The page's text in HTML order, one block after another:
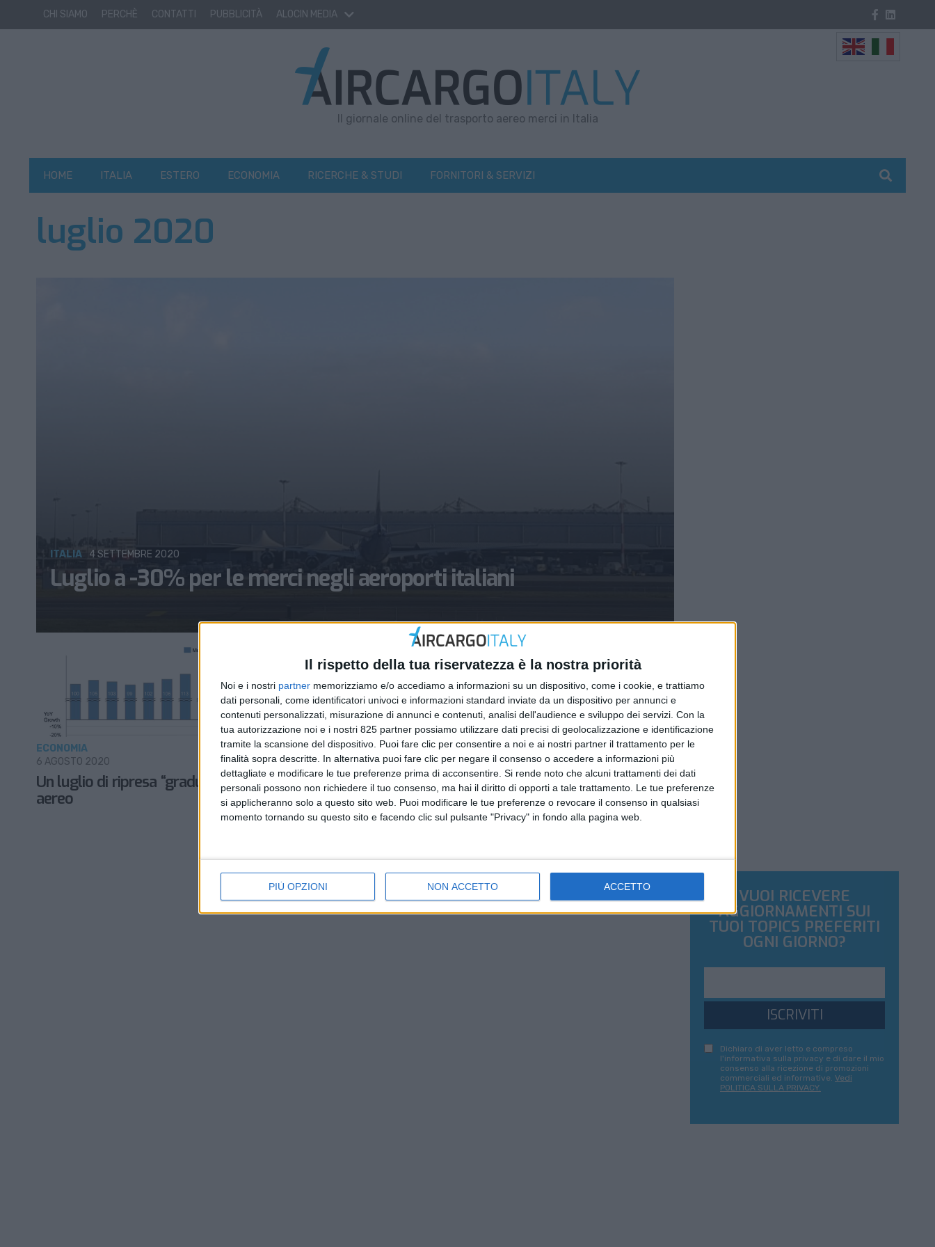
Il rispetto della tua riservatezza è la nostra priorità
Noi e i nostri partner memorizziamo e/o accediamo a informazioni su un dispositivo, come i cookie, e trattiamo
dati personali, come identificatori univoci e informazioni standard inviate da un dispositivo per annunci e
contenuti personalizzati, misurazione di annunci e contenuti, analisi dell'audience e sviluppo dei servizi. Con la
tua autorizzazione noi e i nostri 825 partner possiamo utilizzare dati precisi di geolocalizzazione e identificazione
tramite la scansione del dispositivo. Puoi fare clic per consentire a noi e ai nostri partner il trattamento per le
finalità sopra descritte. In alternativa puoi fare clic per negare il consenso o accedere a informazioni più
dettagliate e modificare le tue preferenze prima di acconsentire. Si rende noto che alcuni trattamenti dei dati
personali possono non richiedere il tuo consenso, ma hai il diritto di opporti a tale trattamento. Le tue preferenze
si applicheranno solo a questo sito web. Puoi modificare le tue preferenze o revocare il consenso in qualsiasi
momento tornando su questo sito e facendo clic sul pulsante "Privacy" in fondo alla pagina web.
PIÙ OPZIONI NON ACCETTO ACCETTO
CHI SIAMO PERCHÈ CONTATTI PUBBLICITÀ ALOCIN MEDIA
Il giornale online del trasporto aereo merci in Italia
HOME ITALIA ESTERO ECONOMIA RICERCHE & STUDI FORNITORI & SERVIZI
luglio 2020
Luglio a -30% per le merci negli aeroporti italiani
ITALIA 4 SETTEMBRE 2020
Un luglio di ripresa “graduale” per il cargo
aereo
ECONOMIA
6 AGOSTO 2020
VUOI RICEVERE
AGGIORNAMENTI SUI
TUOI TOPICS PREFERITI
OGNI GIORNO?
ISCRIVITI
Dichiaro di aver letto e compreso
l'informativa sulla privacy e di dare il mio
consenso alla ricezione di promozioni
commerciali ed informative. Vedi
POLITICA SULLA PRIVACY.